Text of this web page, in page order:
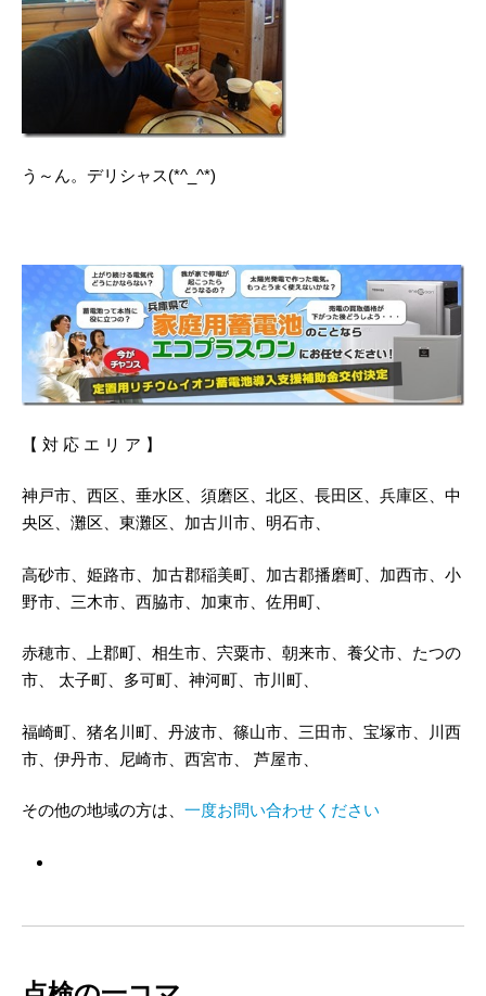
う～ん。デリシャス(*^_^*)
【 対 応 エ リ ア 】
神戸市、西区、垂水区、須磨区、北区、長田区、兵庫区、中
央区、灘区、東灘区、加古川市、明石市、
高砂市、姫路市、加古郡稲美町、加古郡播磨町、加西市、小
野市、三木市、西脇市、加東市、佐用町、
赤穂市、上郡町、相生市、宍粟市、朝来市、養父市、たつの
市、 太子町、多可町、神河町、市川町、
福崎町、猪名川町、丹波市、篠山市、三田市、宝塚市、川西
市、伊丹市、尼崎市、西宮市、 芦屋市、
その他の地域の方は、 一度お問い合わせください